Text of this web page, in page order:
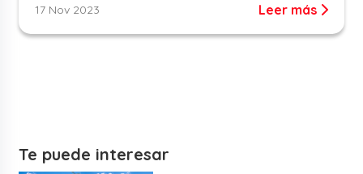
17 Nov 2023 Leer más
Te puede interesar